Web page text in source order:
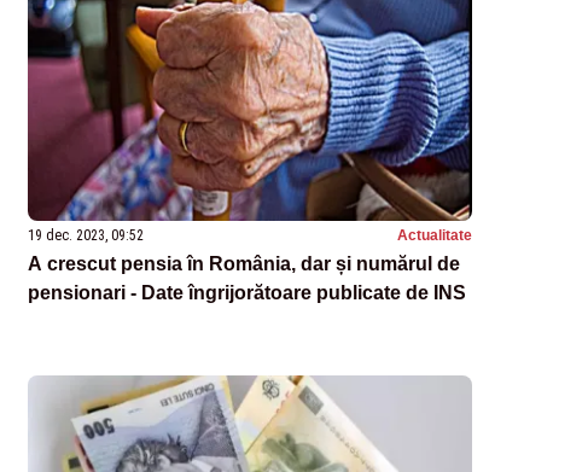
19 dec. 2023, 09:52 Actualitate
A crescut pensia în România, dar și numărul de
pensionari - Date îngrijorătoare publicate de INS